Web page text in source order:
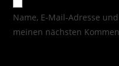
Name, E-Mail-Adresse
meinen nächsten